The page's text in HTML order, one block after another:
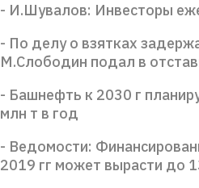
- И.Шувалов: Инвесторы
- По делу о взятках
М.Слободин подал в
- Башнефть к 2030 г
млн т в год
- Ведомости:
2019 гг может вырасти до